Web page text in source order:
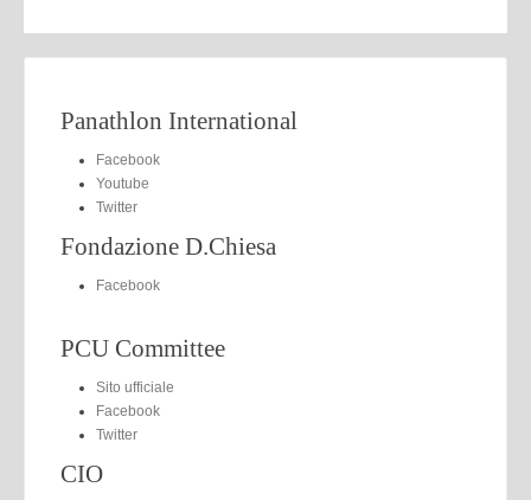
Panathlon International
Facebook
Youtube
Twitter
Fondazione D.Chiesa
Facebook
PCU Committee
Sito ufficiale
Facebook
Twitter
CIO